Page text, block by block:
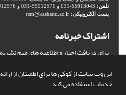
این وب سایت از کوکی ها برای اطمینان از
خدمات استفاده می کند.
تلفن:
پست الکترونیکی: rsm@kashanu.ac.ir
اشتراک خبرنامه
برای دریافت اخبار و اطلاعیه های مهم